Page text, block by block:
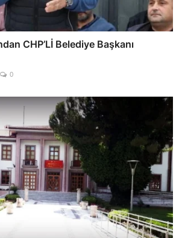
CHP’Lİ Belediye Başkanı
0